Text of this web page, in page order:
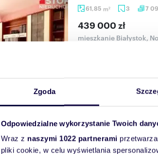
Zgoda
Odpowiedzialne wykorzystanie Twoich
Wraz z naszymi 1022 partnerami
pliki cookie, w celu wyświetlania
61,85 m2 3 7
439 000 zł
mieszkanie Białystok,
3 POKOJOWE
Zabytkowe